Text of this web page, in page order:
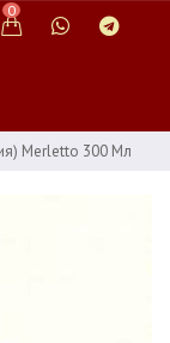
0
Merletto 300 Мл